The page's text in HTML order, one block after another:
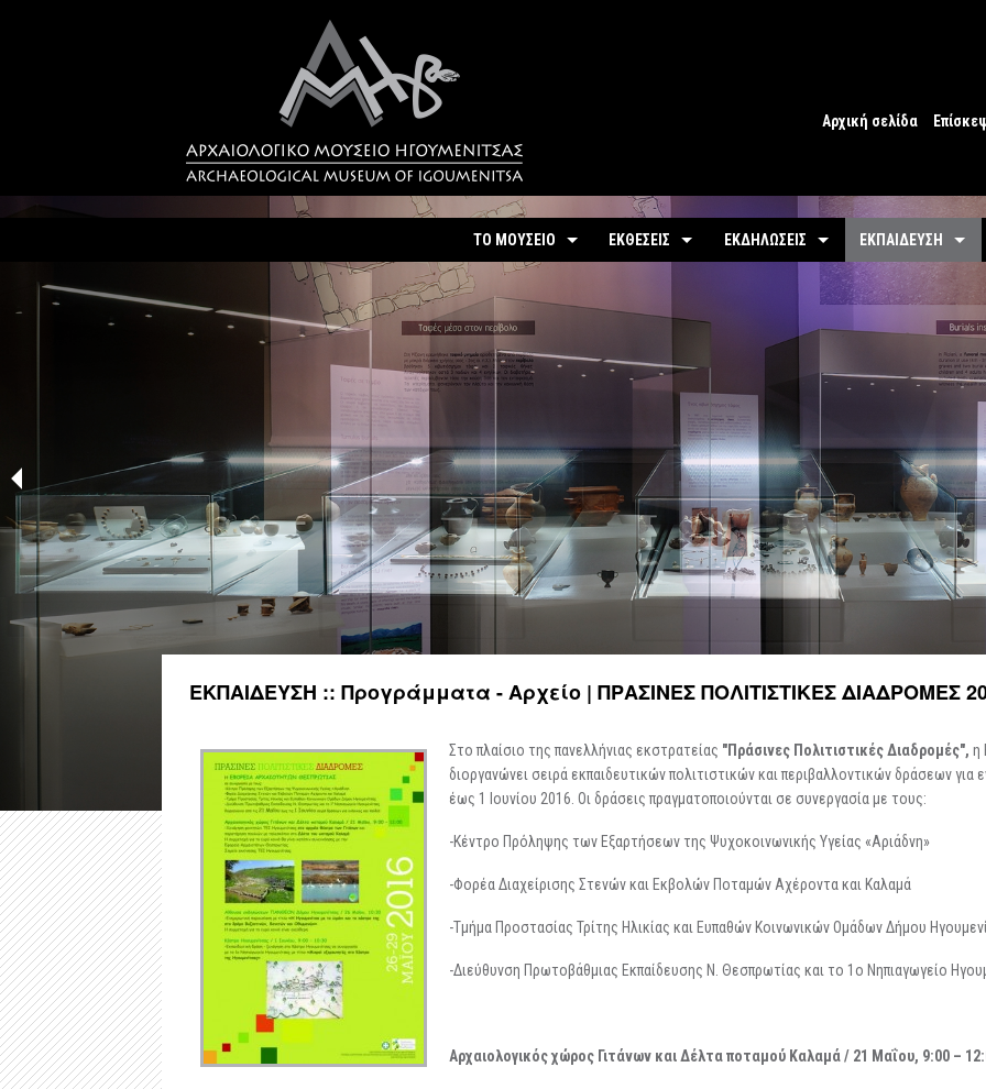
Αρχική σελίδα
Σχόλια
ΤΟ ΜΟΥΣΕΙΟ
Ταυτότητα / Ιστορία
Σύντομη περιήγηση
Δραστηριότητες
ΕΚΘΕΣΕΙΣ
Αίθουσες / Ενότητες
- Βίντεο - Εικονική περιήγηση
Εκθέματα / Χρονολόγιο
Έκθεμα του Μήνα
Περιοδικές / Φιλοξενούμενες
Περιοδεύουσες
Συμμετοχές
ΕΚΔΗΛΩΣΕΙΣ
Αρχείο Εκδηλώσεων
ΕΚΠΑΙΔΕΥΣΗ
Προγράμματα
-Μόνιμα
-Εκπαιδευτικές
Αρχείο
Ψηφιακές Δράσεις
Επισκέψεις
Ο Χώρος σας
-Δημιουργίες
ΕΚΠΑΙΔΕΥΣΗ :: Προγράμματα - Αρχείο | ΠΡΑΣΙΝΕΣ ΠΟΛΙΤΙΣΤΙΚΕΣ ΔΙΑΔΡΟΜΕΣ
Στο πλαίσιο της πανελλήνιας εκστρατείας "Πράσινες Πολιτιστικές Διαδρομές", η
διοργανώνει σειρά εκπαιδευτικών πολιτιστικών και περιβαλλοντικών δράσεων για
έως 1 Ιουνίου 2016. Οι δράσεις πραγματοποιούνται σε συνεργασία με τους:
-Κέντρο Πρόληψης των Εξαρτήσεων της Ψυχοκοινωνικής Υγείας «Αριάδνη»
-Φορέα Διαχείρισης Στενών και Εκβολών Ποταμών Αχέροντα και Καλαμά
-Τμήμα Προστασίας Τρίτης Ηλικίας και Ευπαθών Κοινωνικών Ομάδων Δήμου
-Διεύθυνση Πρωτοβάθμιας Εκπαίδευσης Ν. Θεσπρωτίας και το 1ο Νηπιαγωγείο
Αρχαιολογικός χώρος Γιτάνων και Δέλτα ποταμού Καλαμά / 21 Μαΐου, 9:00 –